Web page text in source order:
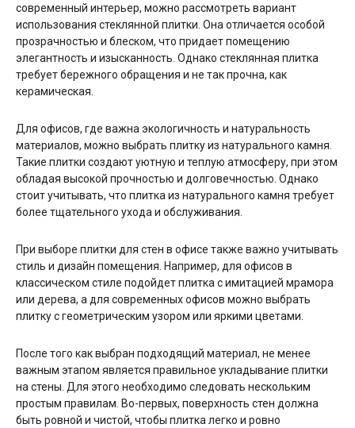
современный интерьер, можно рассмотреть вариант
использования стеклянной плитки. Она отличается особой
прозрачностью и блеском, что придает помещению
элегантность и изысканность. Однако стеклянная плитка
требует бережного обращения и не так прочна, как
керамическая.
Для офисов, где важна экологичность и натуральность
материалов, можно выбрать плитку из натурального камня.
Такие плитки создают уютную и теплую атмосферу, при этом
обладая высокой прочностью и долговечностью. Однако
стоит учитывать, что плитка из натурального камня требует
более тщательного ухода и обслуживания.
При выборе плитки для стен в офисе также важно учитывать
стиль и дизайн помещения. Например, для офисов в
классическом стиле подойдет плитка с имитацией мрамора
или дерева, а для современных офисов можно выбрать
плитку с геометрическим узором или яркими цветами.
После того как выбран подходящий материал, не менее
важным этапом является правильное укладывание плитки
на стены. Для этого необходимо следовать нескольким
простым правилам. Во-первых, поверхность стен должна
быть ровной и чистой, чтобы плитка легко и ровно